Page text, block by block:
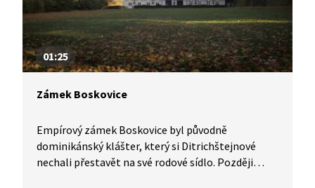
01:25
Zámek Boskovice
Empírový zámek Boskovice byl původně
dominikánský klášter, který si Ditrichštejnové
nechali přestavět na své rodové sídlo. Později